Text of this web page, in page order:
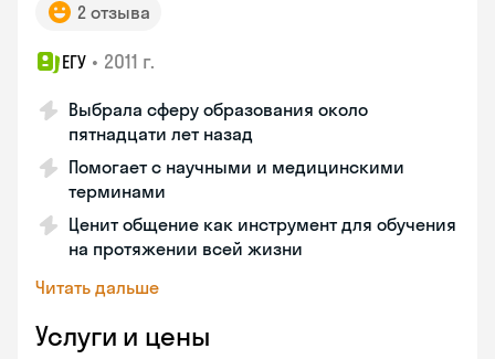
2 отзыва
ЕГУ • 2011 г.
Выбрала сферу образования около
пятнадцати лет назад
Помогает с научными и медицинскими
терминами
Ценит общение как инструмент для обучения
на протяжении всей жизни
Читать дальше
Услуги и цены